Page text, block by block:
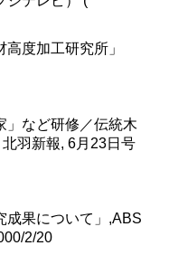
高度加工研究所」
など研修／伝統木
羽新報, 6月23日号
成果について」,ABS
2/20